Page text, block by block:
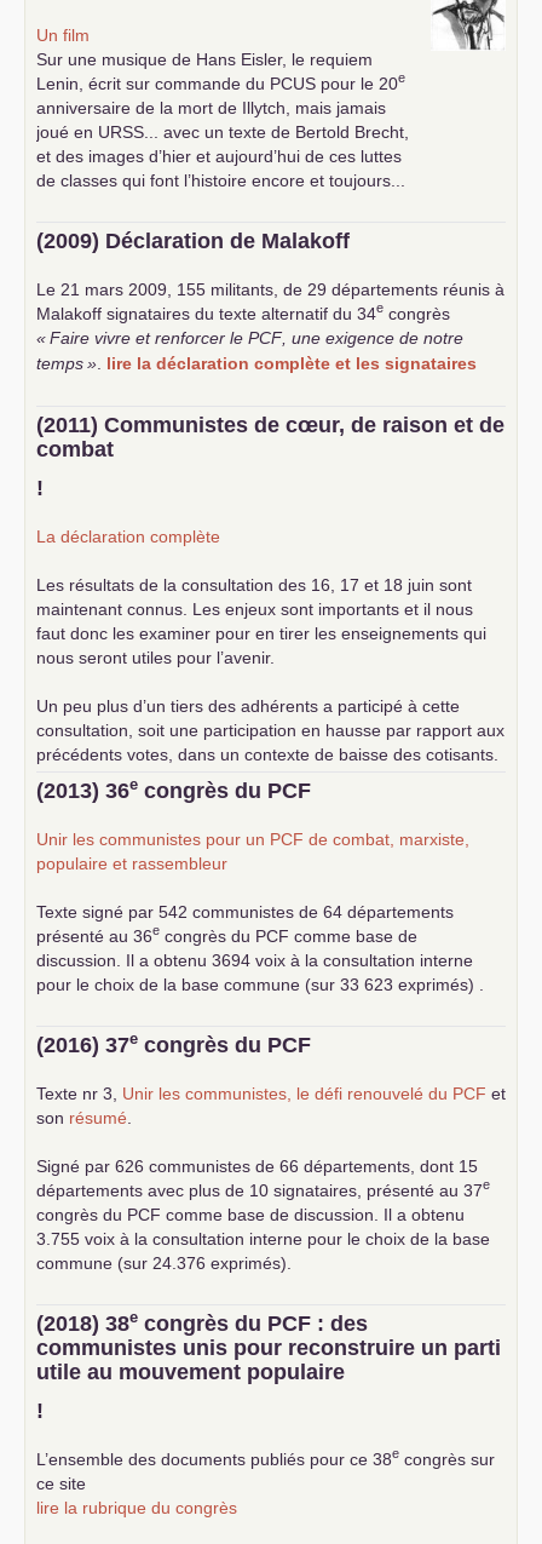
Un film
Sur une musique de Hans Eisler, le requiem
Lenin, écrit sur commande du PCUS pour le 20e
anniversaire de la mort de Illytch, mais jamais
joué en URSS ... avec un texte de Bertold Brecht,
et des images d’hier et aujourd’hui de ces luttes
de classes qui font l’histoire encore et toujours...
(2009) Déclaration de Malakoff
Le 21 mars 2009, 155 militants, de 29 départements réunis à
Malakoff signataires du texte alternatif du 34e congrès
«Faire vivre et renforcer le PCF , une exigence de notre
temps» lire la déclaration complète et les signataires
(2011) Communistes de cœur, de raison et de
combat
!
La déclaration complète
Les résultats de la consultation des 16, 17 et 18 juin sont
maintenant connus. Les enjeux sont importants et il nous
faut donc les examiner pour en tirer les enseignements qui
nous seront utiles pour l’avenir.
Un peu plus d’un tiers des adhérents a participé à cette
consultation, soit une participation en hausse par rapport aux
précédents votes, dans un contexte de baisse des cotisants.
... lire la suite
(2013) 36e congrès du PCF
Unir les communistes pour un PCF de combat, marxiste,
populaire et rassembleur
Texte signé par 542 communistes de 64 départements
présenté au 36e congrès du PCF comme base de
discussion. Il a obtenu 3694 voix à la consultation interne
pour le choix de la base commune (sur 33 623 exprimés) .
(2016) 37e congrès du PCF
Texte nr 3, Unir les communistes, le défi renouvelé du PCF et
son résumé
Signé par 626 communistes de 66 départements, dont 15
départements avec plus de 10 signataires, présenté au 37e
congrès du PCF comme base de discussion. Il a obtenu
3.755 voix à la consultation interne pour le choix de la base
commune (sur 24.376 exprimés).
(2018) 38e congrès du PCF : des
communistes unis pour reconstruire un parti
utile au mouvement populaire
!
L’ensemble des documents publiés pour ce 38e congrès sur
ce site
lire la rubrique du congrès